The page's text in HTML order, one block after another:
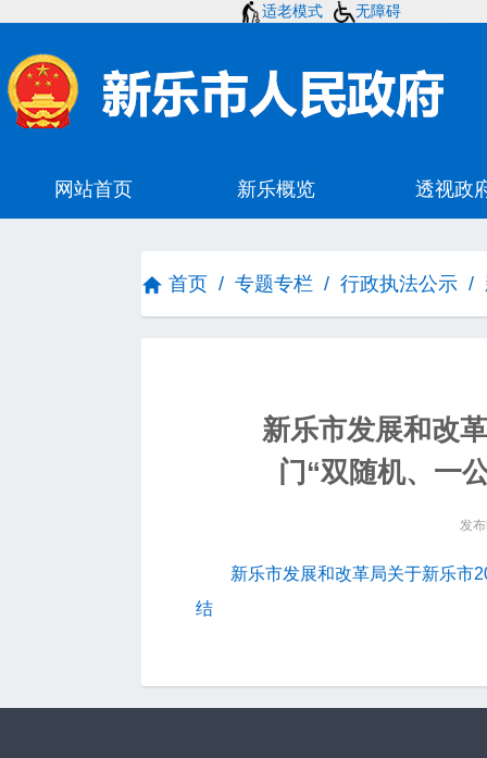
适老模式 无障碍
首页 / 专题专栏 / 行政执法公示 /
新乐市发展和改
门“双随机、一
发
新乐市发展和改革局关于新乐市
结